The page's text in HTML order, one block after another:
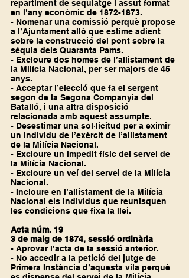
repartiment de sequiatge i assut format
en l’any econòmic de 1872-1873.
- Nomenar una comissió perquè propose
a l’Ajuntament allò que estime adient
sobre la construcció del pont sobre la
séquia dels Quaranta Pams.
- Excloure dos homes de l’allistament de
la Milícia Nacional, per ser majors de 45
anys.
- Acceptar l’elecció que fa el sergent
segon de la Segona Companyia del
Batalló, i una altra disposició
relacionada amb aquest assumpte.
- Desestimar una sol·licitud per a eximir
un individu de l’exèrcit de l’allistament
de la Milícia Nacional.
- Excloure un impedit físic del servei de
la Milícia Nacional.
- Excloure un veí del servei de la Milícia
Nacional.
- Incloure en l’allistament de la Milícia
Nacional els individus que reunisquen
les condicions que fixa la llei.
Acta núm. 19
3 de maig de 1874, sessió ordinària
- Aprovar l’acta de la sessió anterior.
- No accedir a la petició del jutge de
Primera Instància d’aquesta vila perquè